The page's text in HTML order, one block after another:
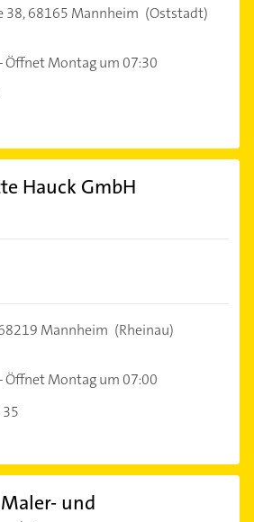
38,68165 Mannheim (Oststadt)
Öffnet Montag um 07:30
Hauck GmbH
Mannheim (Rheinau)
Öffnet Montag um 07:00
und